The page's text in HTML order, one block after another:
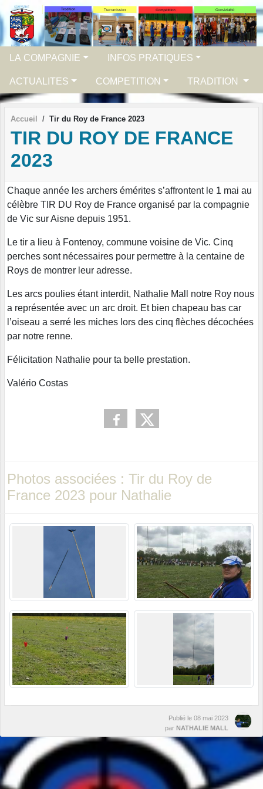
LA COMPAGNIE INFOS PRATIQUES
ACTUALITES COMPETITION TRADITION
Accueil Tir du Roy de France 2023
TIR DU ROY DE FRANCE
2023
Chaque année les archers émérites s’affrontent le 1 mai au
célèbre TIR DU Roy de France organisé par la compagnie
de Vic sur Aisne depuis 1951.
Le tir a lieu à Fontenoy, commune voisine de Vic. Cinq
perches sont nécessaires pour permettre à la centaine de
Roys de montrer leur adresse.
Les arcs poulies étant interdit, Nathalie Mall notre Roy nous
a représentée avec un arc droit. Et bien chapeau bas car
l’oiseau a serré les miches lors des cinq flèches décochées
par notre renne.
Félicitation Nathalie pour ta belle prestation.
Valério Costas
Photos associées : Tir du Roy de
France 2023 pour Nathalie
Publié le 08 mai 2023
par NATHALIE MALL
Panneau de gestion des cookies